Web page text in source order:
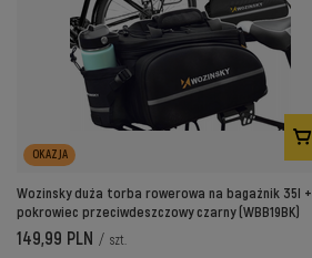
OKAZJA
Wozinsky duża torba rowerowa na bagażnik 35l +
pokrowiec przeciwdeszczowy czarny (WBB19BK)
149,99 PLN / szt.